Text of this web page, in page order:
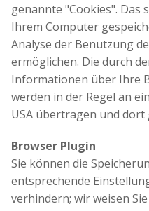
genannte "Cookies". Das
Ihrem Computer
Analyse der Benutzung
ermöglichen. Die durch
Informationen über Ihre
werden in der Regel an
USA übertragen und dort
Browser Plugin
Sie können die
entsprechende
verhindern; wir weisen